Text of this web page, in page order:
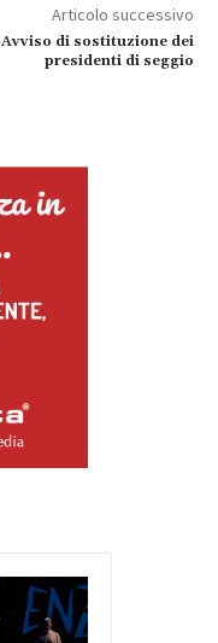
Articolo successivo
Avviso di sostituzione dei
presidenti di seggio